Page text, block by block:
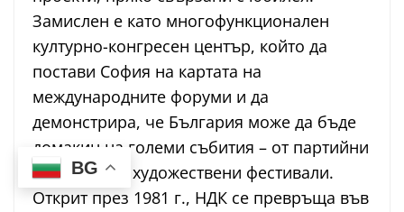
Замислен е като многофункционален
културно-конгресен център, който да
постави София на картата на
международните форуми и да
демонстрира, че България може да бъде
домакин на големи събития – от партийни
конгреси до художествени фестивали.
Открит през 1981 г., НДК се превръща във
BG